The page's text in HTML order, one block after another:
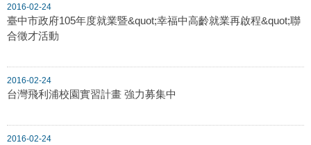
2016-02-24
臺中市政府105年度就業暨&quot;幸福中高齡就業再啟程&quot;聯
合徵才活動
2016-02-24
台灣飛利浦校園實習計畫 強力募集中
2016-02-24